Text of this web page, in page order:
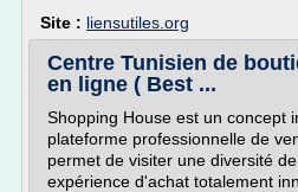
Site : liensutiles.org
Centre Tunisien de
en ligne ( Best ...
Shopping House est un concept
plateforme professionnelle de
permet de visiter une diversité
expérience d'achat totalement